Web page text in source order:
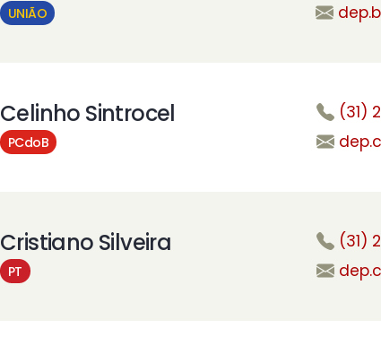
UNIÃO
Celinho Sintrocel
PCdoB
(31)
Cristiano Silveira
PT
(31)